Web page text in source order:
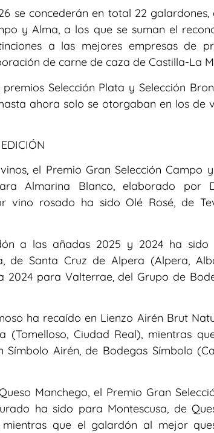
se concederán en total 22 galardones,
y Alma, a los que se suman el
a las mejores empresas de
de carne de caza de Castilla-La
Selección Plata y Selección
ahora solo se otorgaban en los de
el Premio Gran Selección Campo
Almarina Blanco, elaborado por
vino rosado ha sido Olé Rosé, de
a las añadas 2025 y 2024 ha sido
de Santa Cruz de Alpera (Alpera,
2024 para Valterrae, del Grupo de
ha recaído en Lienzo Airén Brut
(Tomelloso, Ciudad Real), mientras
Símbolo Airén, de Bodegas Símbolo
Manchego, el Premio Gran
ha sido para Montescusa, de
mientras que el galardón al mejor